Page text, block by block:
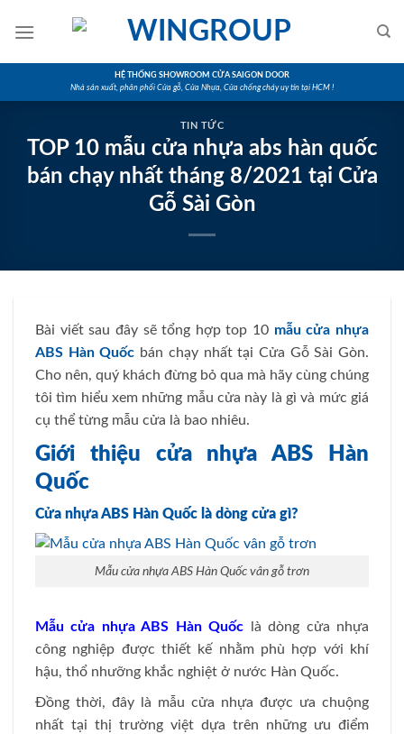
HỆ THỐNG SHOWROOM CỬA SAIGON DOOR
Nhà sản xuất, phân phối Cửa gỗ, Cửa Nhựa, Cửa chống cháy uy tín tại HCM !
TIN TỨC
TOP 10 mẫu cửa nhựa abs hàn quốc
bán chạy nhất tháng 8/2021 tại Cửa
Gỗ Sài Gòn
Bài viết sau đây sẽ tổng hợp top 10 mẫu cửa nhựa
ABS Hàn Quốc bán chạy nhất tại Cửa Gỗ Sài Gòn.
Cho nên, quý khách đừng bỏ qua mà hãy cùng chúng
tôi tìm hiểu xem những mẫu cửa này là gì và mức giá
cụ thể từng mẫu cửa là bao nhiêu.
Giới thiệu cửa nhựa ABS Hàn
Quốc
Cửa nhựa ABS Hàn Quốc là dòng cửa gì?
Mẫu cửa nhựa ABS Hàn Quốc vân gỗ trơn
Mẫu cửa nhựa ABS Hàn Quốc là dòng cửa nhựa
công nghiệp được thiết kế nhằm phù hợp với khí
hậu, thổ nhưỡng khắc nghiệt ở nước Hàn Quốc.
Đồng thời, đây là mẫu cửa nhựa được ưa chuộng
nhất tại thị trường việt dựa trên những ưu điểm